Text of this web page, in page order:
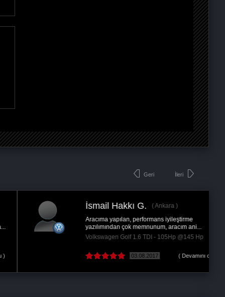
Geri
Tuncer A.
Arabanızı daha çok seveceksiniz
Volkswagen Golf 1.9 TDi - 105Hp @140 Hp
08.06.2018
İleri